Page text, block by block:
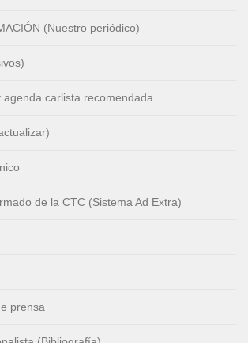
(Nuestro periódico)
agenda carlista recomendada
de la CTC (Sistema Ad Extra)
prensa